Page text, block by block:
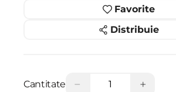
Favorite
Distribuie
Cantitate − +